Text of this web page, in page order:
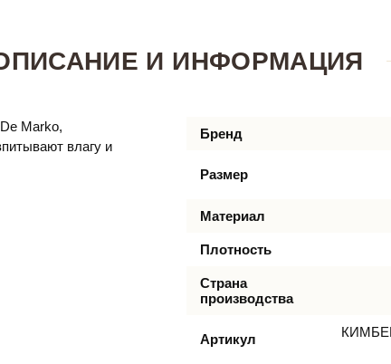
И ИНФОРМАЦИЯ
Marko,
влагу и
Бренд
Размер
Материал
Плотность
Страна
производства
Артикул